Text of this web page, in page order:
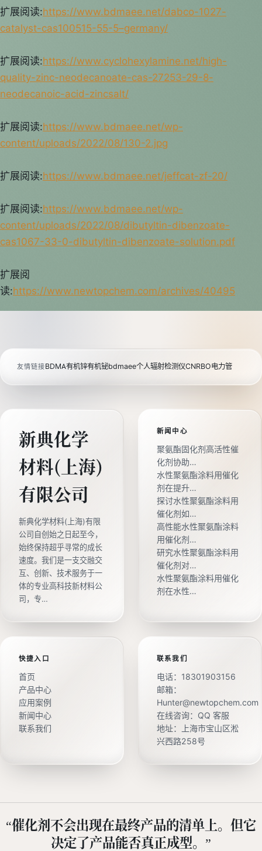
扩展阅读:https://www.bdmaee.net/dabco-1027-
catalyst-cas100515-55-5–germany/
扩展阅读:https://www.cyclohexylamine.net/high-
quality-zinc-neodecanoate-cas-27253-29-8-
neodecanoic-acid-zincsalt/
扩展阅读:https://www.bdmaee.net/wp-
content/uploads/2022/08/130-2.jpg
扩展阅读:https://www.bdmaee.net/jeffcat-zf-20/
扩展阅读:https://www.bdmaee.net/wp-
content/uploads/2022/08/dibutyltin-dibenzoate-
cas1067-33-0-dibutyltin-dibenzoate-solution.pdf
扩展阅
读:https://www.newtopchem.com/archives/40495
友情链接BDMA有机锌有机铋bdmaee个人辐射检测仪CNRBO电力管
新典化学
材料(上海)
有限公司
新典化学材料(上海)有限
公司自创始之日起至今，
始终保持超乎寻常的成长
速度。我们是一支交融交
互、创新、技术服务于一
体的专业高科技新材料公
司，专…
新闻中心
聚氨酯固化剂高活性催
化剂协助…
水性聚氨酯涂料用催化
剂在提升…
探讨水性聚氨酯涂料用
催化剂如…
高性能水性聚氨酯涂料
用催化剂…
研究水性聚氨酯涂料用
催化剂对…
水性聚氨酯涂料用催化
剂在水性…
快捷入口
首页
产品中心
应用案例
新闻中心
联系我们
联系我们
电话： 18301903156
邮箱：
Hunter@newtopchem.com
在线咨询： QQ 客服
地址：上海市宝山区淞
兴西路258号
“催化剂不会出现在最终产品的清单上。但它
决定了产品能否真正成型。”